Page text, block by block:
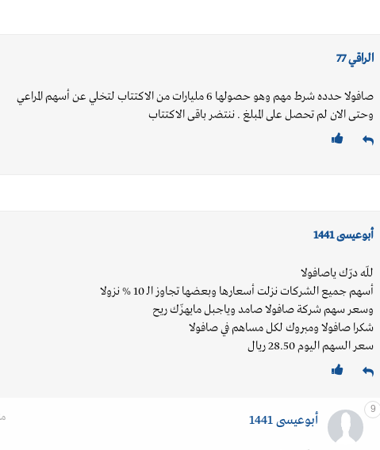
الراقي 77
صافولا حدده شرط مهم وهو حصولها 6 مليارات من الاكتتاب لتخلي عن أسهم المراعي
وحتى الان لم تحصل على المبلغ . ننتضر باقى الاكتتاب
أبوعيسى 1441
للّه درّك ياصافولا
أسهم جميع الشركات نزلت أسعارها وبعضها تجاوز الــ 10 % نزولا
وسعر سهم شركة صافولا صامد وياجبل مايهزّك ريح
شكرا صافولا ومبروك لكل مساهم في صافولا
سعر السهم اليوم 28.50 ريال
9
أبوعيسى 1441